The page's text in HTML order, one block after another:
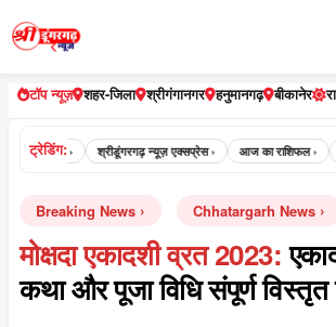
टॉप न्यूज़ शहर-जिला श्रीगंगानगर हनुमानगढ़ बीकानेर
ट्रेडिंग:
न्यूज़ › श्रीडूंगरगढ़ न्यूज़ एक्सप्रेस › आज का राशिफल ›
Breaking News Chhatargarh News
मोक्षदा एकादशी व्रत 2023:
कथा और पूजा विधि संपूर्ण विस्तृत